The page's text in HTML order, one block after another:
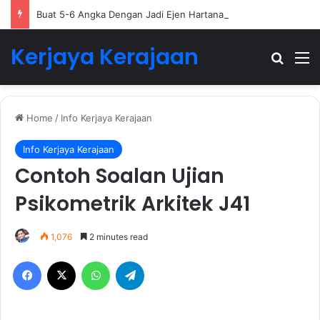
Buat 5-6 Angka Dengan Jadi Ejen Hartanah
Kerjaya Kerajaan
Home / Info Kerjaya Kerajaan
Info Kerjaya Kerajaan
Contoh Soalan Ujian
Psikometrik Arkitek J41
1,076 2 minutes read
Facebook WhatsApp